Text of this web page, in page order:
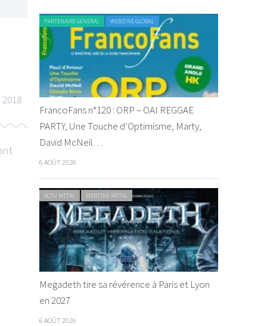
PARTENAIRE GENERAL WEBZINE GLOBAL
FrancoFans n°120 : ORP – OAI REGGAE
PARTY, Une Touche d’Optimisme, Marty,
David McNeil…
6 AOÛT 2026
ACTU METAL WEBZINE METAL
Megadeth tire sa révérence à Paris et Lyon
en 2027
6 AOÛT 2026